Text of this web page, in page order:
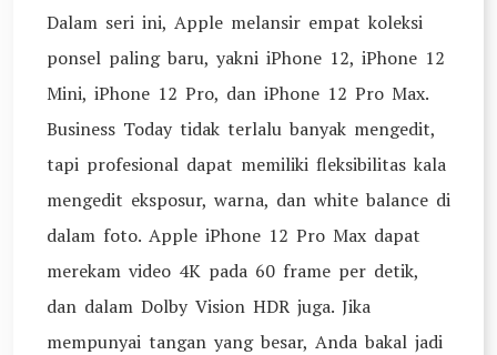
Dalam seri ini, Apple melansir empat koleksi
ponsel paling baru, yakni iPhone 12, iPhone 12
Mini, iPhone 12 Pro, dan iPhone 12 Pro Max.
Business Today tidak terlalu banyak mengedit,
tapi profesional dapat memiliki fleksibilitas kala
mengedit eksposur, warna, dan white balance di
dalam foto. Apple iPhone 12 Pro Max dapat
merekam video 4K pada 60 frame per detik,
dan dalam Dolby Vision HDR juga. Jika
mempunyai tangan yang besar, Anda bakal jadi